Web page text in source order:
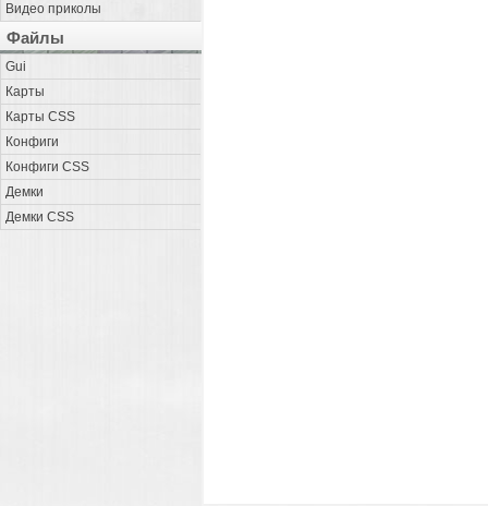
Видео приколы
Файлы
Gui
Карты
Карты CSS
Конфиги
Конфиги CSS
Демки
Демки CSS